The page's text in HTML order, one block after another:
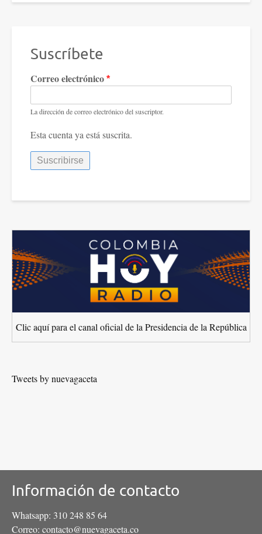
Suscríbete
Correo electrónico
La dirección de correo electrónico del suscriptor.
Esta cuenta ya está suscrita.
Clic aquí para el canal oficial de la Presidencia de la República
Tweets by nuevagaceta
Información de contacto
Whatsapp: 310 248 85 64
Correo: contacto@nuevagaceta.co